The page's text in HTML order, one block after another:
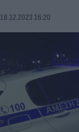
18.12.2023 16:20